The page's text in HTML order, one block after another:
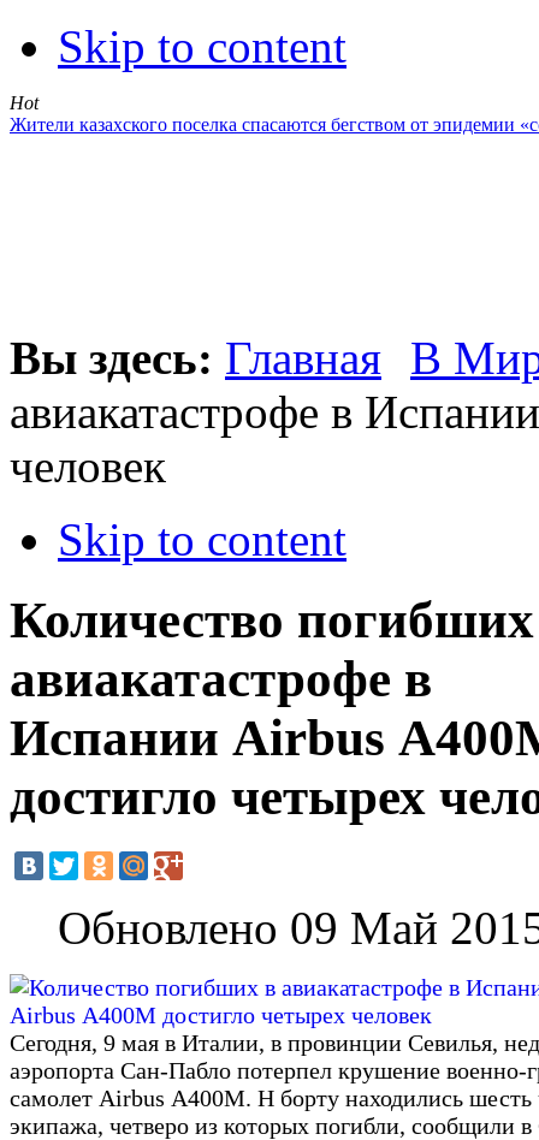
Skip to content
Hot
Жители казахского поселка спасаются бегством от эпидемии
Вы здесь: Главная В
авиакатастрофе в
человек
Skip to content
Количество
авиакатастрофе в
Испании Airbus
достигло четырех
Обновлено 09 Май
Сегодня, 9 мая в Италии, в провинции Севилья,
аэропорта Сан-Пабло потерпел крушение военно-
самолет Airbus А400М. Н борту находились шесть
экипажа, четверо из которых погибли, сообщили